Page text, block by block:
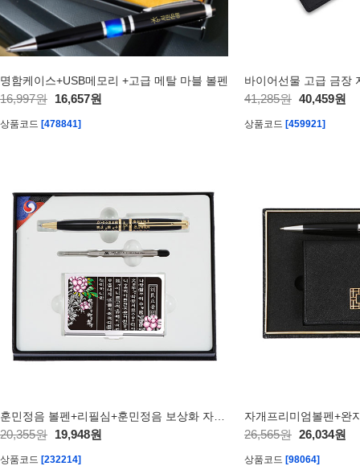
명함케이스+USB메모리 +고급 메탈 마블 볼펜
16,997원 16,657원
상품코드 [478841]
41,285원 40,459원
상품코드 [459921]
20,355원 19,948원
상품코드 [232214]
자개프리미엄볼펜+완
26,565원 26,034원
상품코드 [98064]